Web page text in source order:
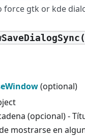
force gtk or kde
(optional)
(opcional) -
mostrarse en